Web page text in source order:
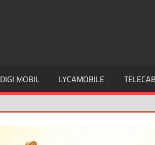
DIGI MOBIL LYCAMOBILE